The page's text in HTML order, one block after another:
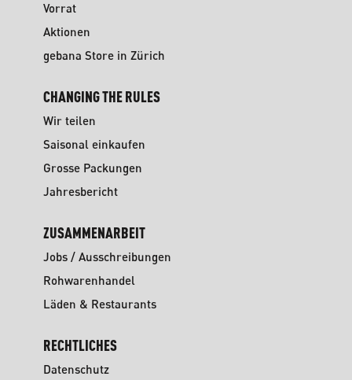
Vorrat
Aktionen
gebana Store in Zürich
CHANGING THE RULES
Wir teilen
Saisonal einkaufen
Grosse Packungen
Jahresbericht
ZUSAMMENARBEIT
Jobs / Ausschreibungen
Rohwarenhandel
Läden & Restaurants
RECHTLICHES
Datenschutz